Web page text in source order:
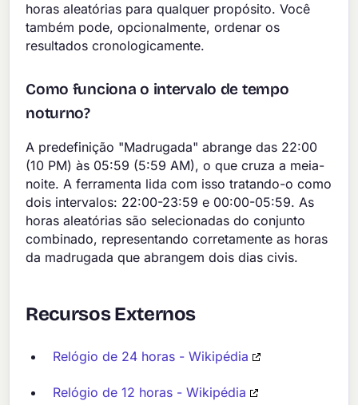
horas aleatórias para qualquer propósito. Você
também pode, opcionalmente, ordenar os
resultados cronologicamente.
Como funciona o intervalo de tempo
noturno?
A predefinição "Madrugada" abrange das 22:00
(10 PM) às 05:59 (5:59 AM), o que cruza a meia-
noite. A ferramenta lida com isso tratando-o como
dois intervalos: 22:00-23:59 e 00:00-05:59. As
horas aleatórias são selecionadas do conjunto
combinado, representando corretamente as horas
da madrugada que abrangem dois dias civis.
Recursos Externos
Relógio de 24 horas - Wikipédia
Relógio de 12 horas - Wikipédia